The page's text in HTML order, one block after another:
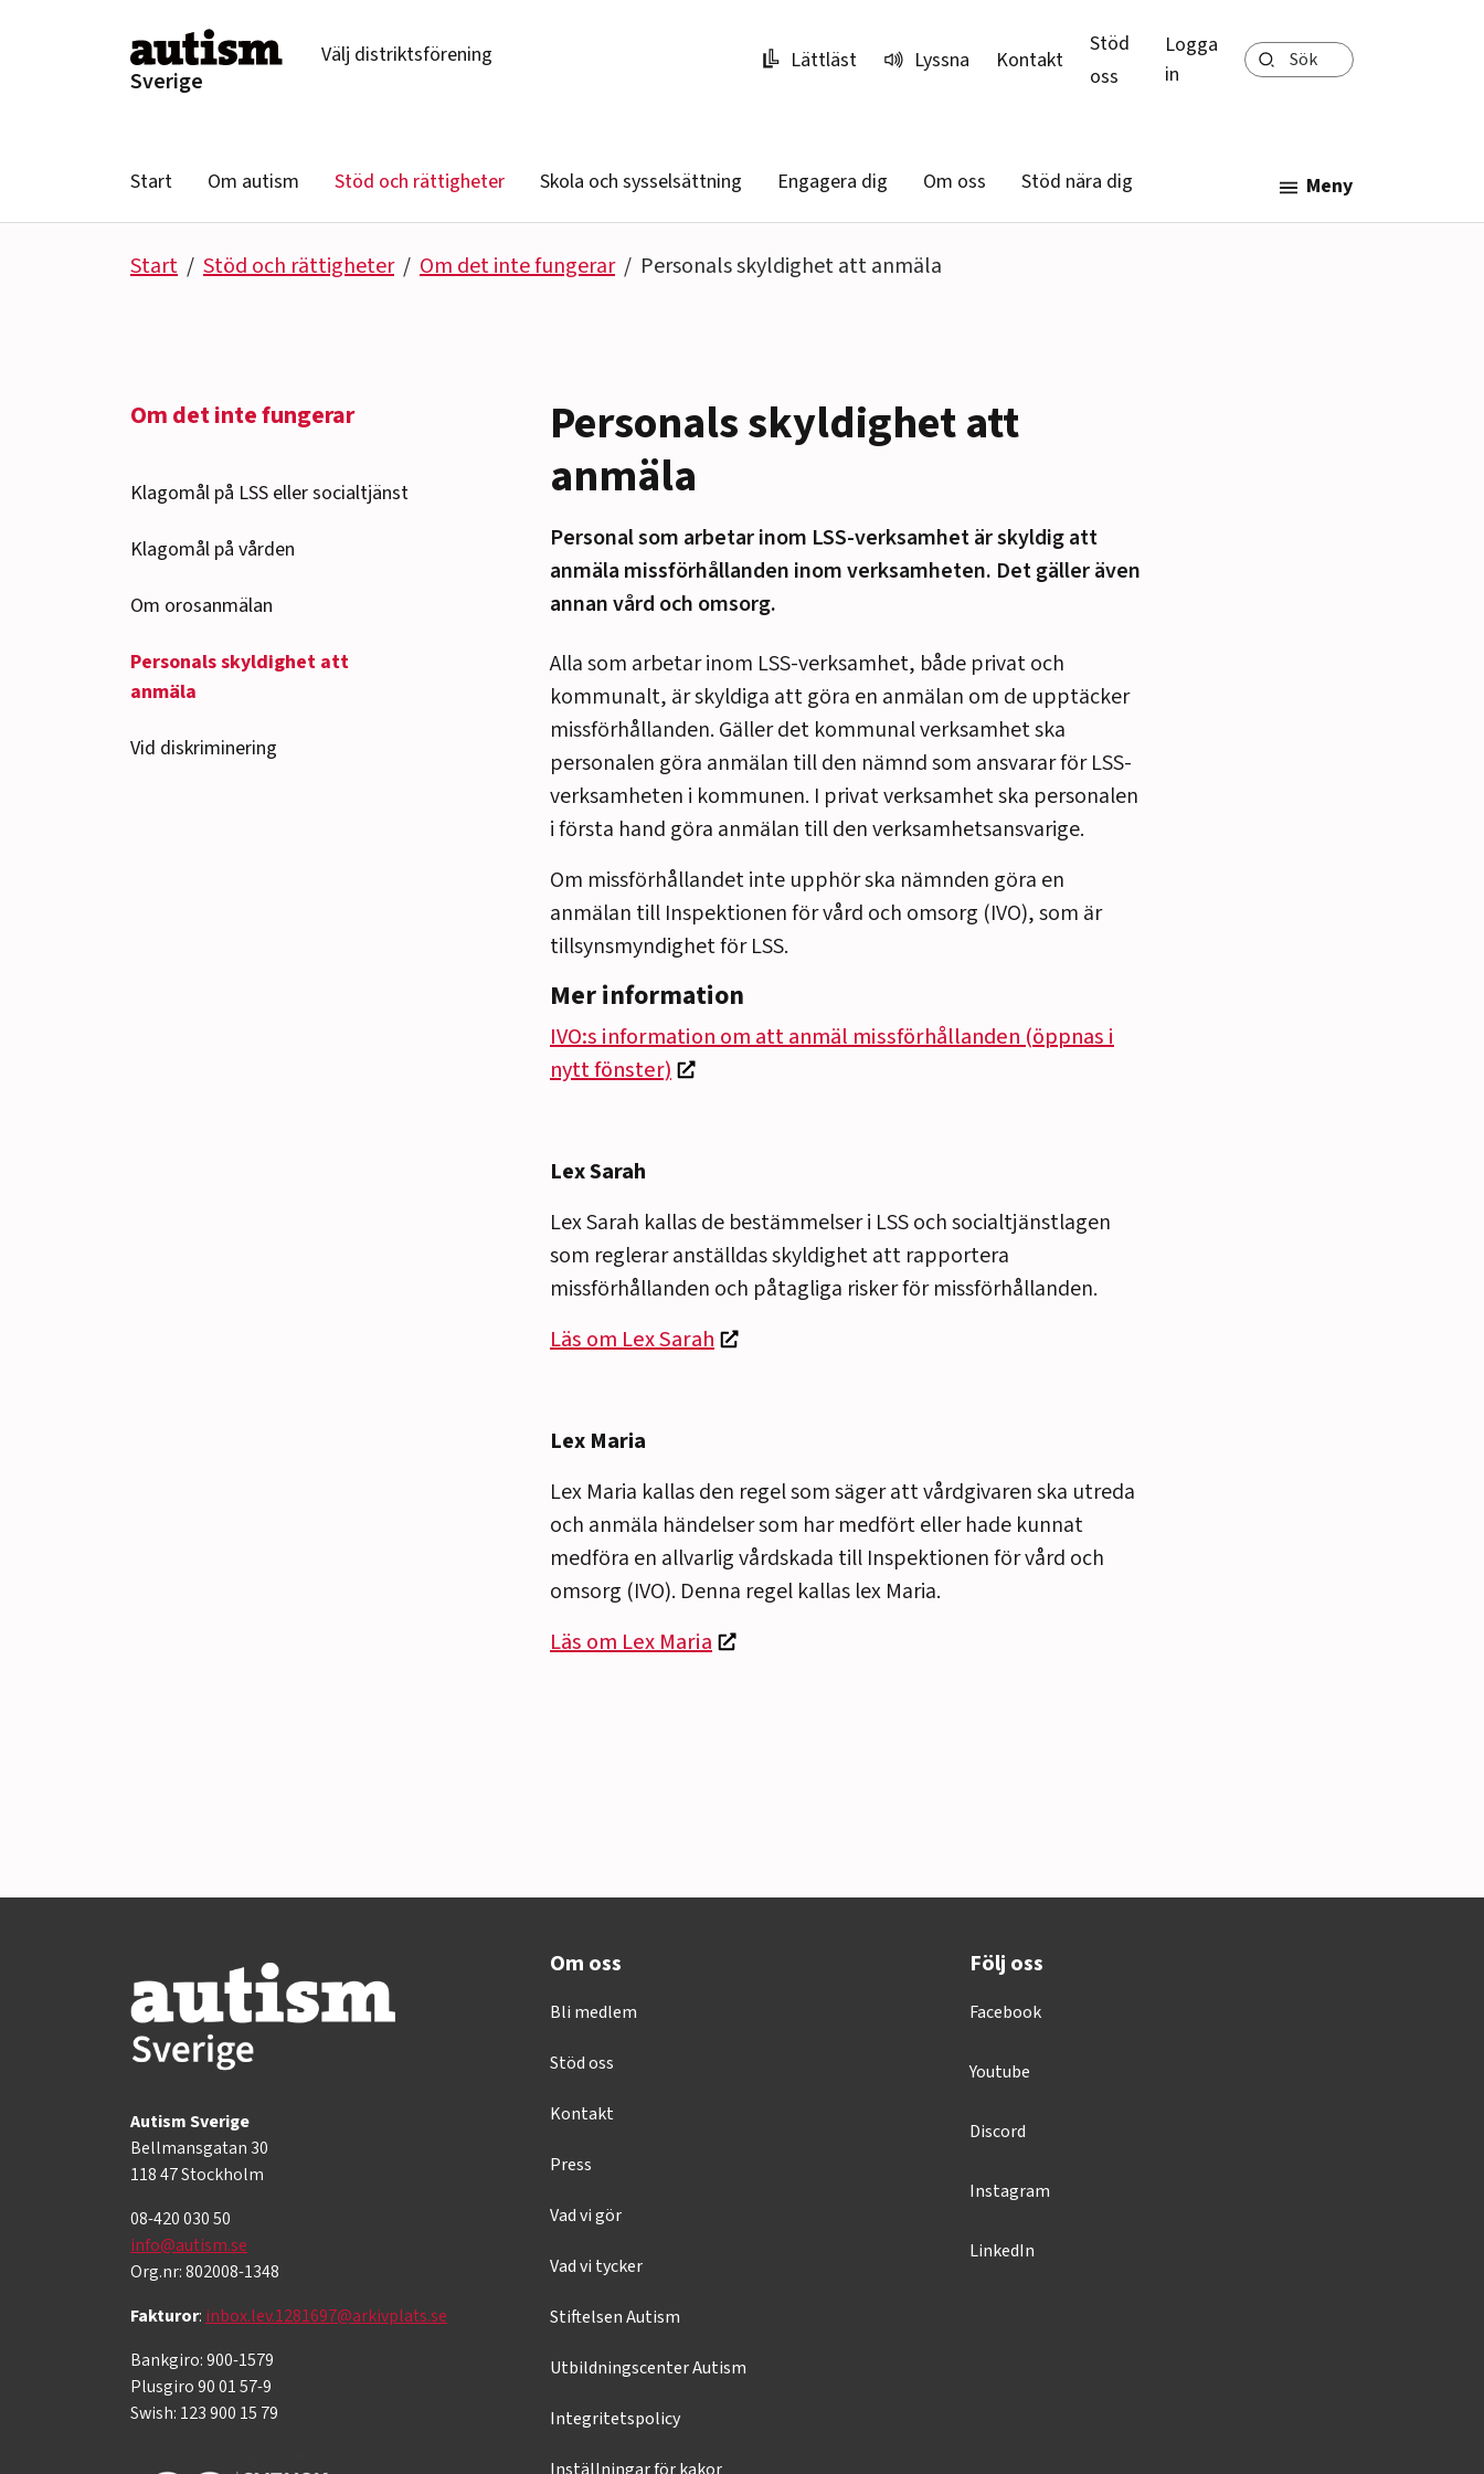
Sverige
Välj distriktsförening Lättläst Lyssna Kontakt
Stöd
oss
Logga
in
Sök
Start Om autism Stöd och rättigheter Skola och sysselsättning Engagera dig Om oss Stöd nära dig Meny
Start Stöd och rättigheter Om det inte fungerar Personals skyldighet att anmäla
Om det inte fungerar
Klagomål på LSS eller socialtjänst
Klagomål på vården
Om orosanmälan
Personals skyldighet att
anmäla
Vid diskriminering
Personals skyldighet att
anmäla
Personal som arbetar inom LSS-verksamhet är skyldig att
anmäla missförhållanden inom verksamheten. Det gäller även
annan vård och omsorg.
Alla som arbetar inom LSS-verksamhet, både privat och
kommunalt, är skyldiga att göra en anmälan om de upptäcker
missförhållanden. Gäller det kommunal verksamhet ska
personalen göra anmälan till den nämnd som ansvarar för LSS-
verksamheten i kommunen. I privat verksamhet ska personalen
i första hand göra anmälan till den verksamhetsansvarige.
Om missförhållandet inte upphör ska nämnden göra en
anmälan till Inspektionen för vård och omsorg (IVO), som är
tillsynsmyndighet för LSS.
Mer information
IVO:s information om att anmäl missförhållanden (öppnas i
nytt fönster)
Lex Sarah
Lex Sarah kallas de bestämmelser i LSS och socialtjänstlagen
som reglerar anställdas skyldighet att rapportera
missförhållanden och påtagliga risker för missförhållanden.
Läs om Lex Sarah
Lex Maria
Lex Maria kallas den regel som säger att vårdgivaren ska utreda
och anmäla händelser som har medfört eller hade kunnat
medföra en allvarlig vårdskada till Inspektionen för vård och
omsorg (IVO). Denna regel kallas lex Maria.
Läs om Lex Maria
Autism Sverige
Bellmansgatan 30
118 47 Stockholm
08-420 030 50
info@autism.se
Org.nr: 802008-1348
Fakturor: inbox.lev.1281697@arkivplats.se
Bankgiro: 900-1579
Plusgiro 90 01 57-9
Swish: 123 900 15 79
Om oss
Bli medlem
Stöd oss
Kontakt
Press
Vad vi gör
Vad vi tycker
Stiftelsen Autism
Utbildningscenter Autism
Integritetspolicy
Inställningar för kakor
Följ oss
Facebook
Youtube
Discord
Instagram
LinkedIn